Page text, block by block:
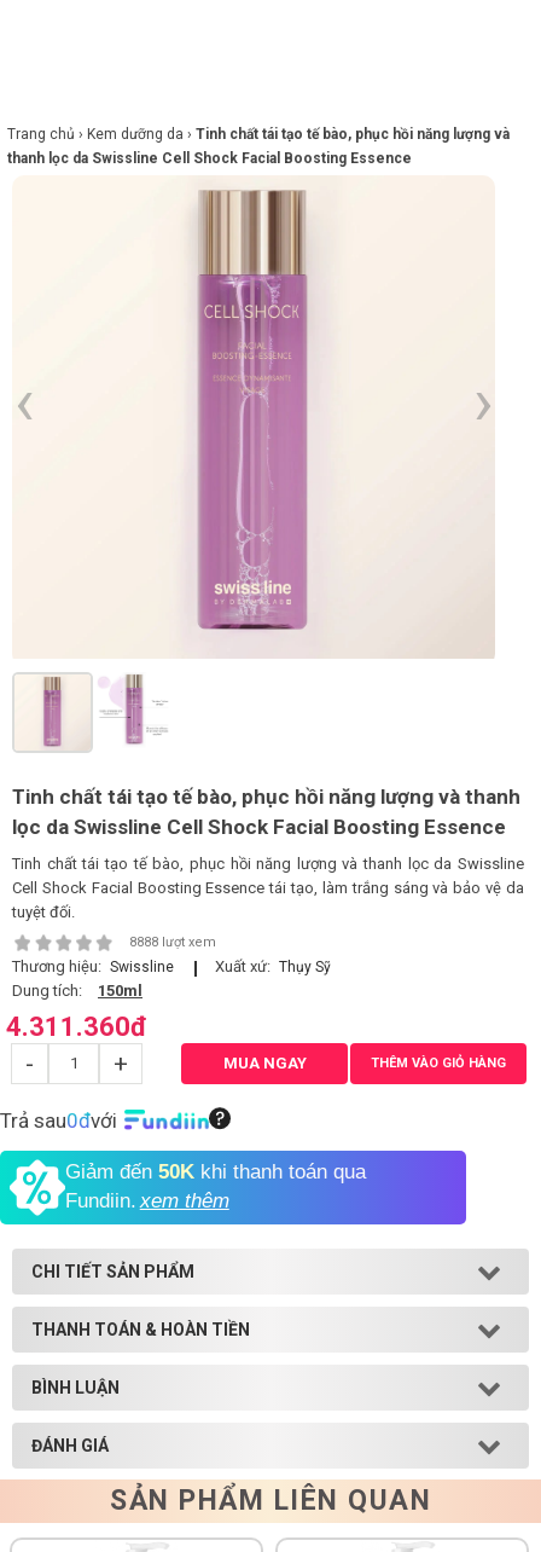
FEATURED BRAND
Shop All Brand A-
Z
Trang chủ › Kem dưỡng da › Tinh chất tái tạo tế bào, phục hồi năng lượng và
thanh lọc da Swissline Cell Shock Facial Boosting Essence
Tinh chất tái tạo tế bào, phục hồi năng lượng và thanh
lọc da Swissline Cell Shock Facial Boosting Essence
Tinh chất tái tạo tế bào, phục hồi năng lượng và thanh lọc da Swissline
Cell Shock Facial Boosting Essence tái tạo, làm trắng sáng và bảo vệ da
tuyệt đối.
8888 lượt xem
Thương hiệu: Swissline Xuất xứ: Thụy Sỹ
Dung tích: 150ml
4.311.360đ
- + MUA NGAY THÊM VÀO GIỎ HÀNG
Trả sau0đvới
Giảm đến 50K khi thanh toán qua
Fundiin.xem thêm
CHI TIẾT SẢN PHẨM
THANH TOÁN & HOÀN TIỀN
BÌNH LUẬN
ĐÁNH GIÁ
SẢN PHẨM LIÊN QUAN